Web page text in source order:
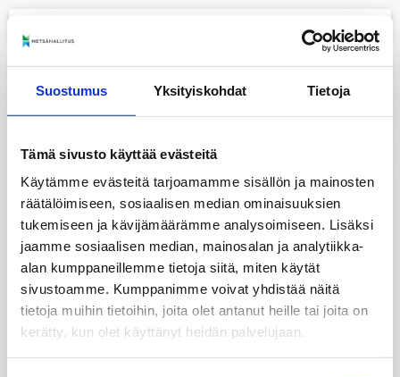
Suostumus Yksityiskohdat Tietoja
Tämä sivusto käyttää evästeitä
Käytämme evästeitä tarjoamamme sisällön ja mainosten
räätälöimiseen, sosiaalisen median ominaisuuksien
tukemiseen ja kävijämäärämme analysoimiseen. Lisäksi
jaamme sosiaalisen median, mainosalan ja analytiikka-
alan kumppaneillemme tietoja siitä, miten käytät
sivustoamme. Kumppanimme voivat yhdistää näitä
tietoja muihin tietoihin, joita olet antanut heille tai joita on
kerätty, kun olet käyttänyt heidän palvelujaan.
+